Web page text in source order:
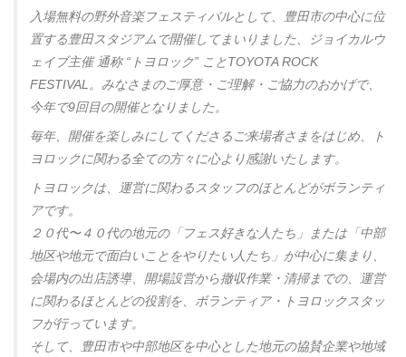
入場無料の野外音楽フェスティバルとして、豊田市の中心に位
置する豊田スタジアムで開催してまいりました、ジョイカルウ
ェイブ主催 通称 “トヨロック” ことTOYOTA ROCK
FESTIVAL。みなさまのご厚意・ご理解・ご協力のおかげで、
今年で9回目の開催となりました。
毎年、開催を楽しみにしてくださるご来場者さまをはじめ、ト
ヨロックに関わる全ての方々に心より感謝いたします。
トヨロックは、運営に関わるスタッフのほとんどがボランティ
アです。
２０代〜４０代の地元の「フェス好きな人たち」または「中部
地区や地元で面白いことをやりたい人たち」が中心に集まり、
会場内の出店誘導、開場設営から撤収作業・清掃までの、運営
に関わるほとんどの役割を、ボランティア・トヨロックスタッ
フが行っています。
そして、豊田市や中部地区を中心とした地元の協賛企業や地域